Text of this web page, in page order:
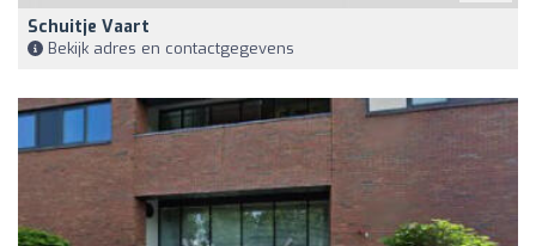
Schuitje Vaart
Bekijk adres en contactgegevens